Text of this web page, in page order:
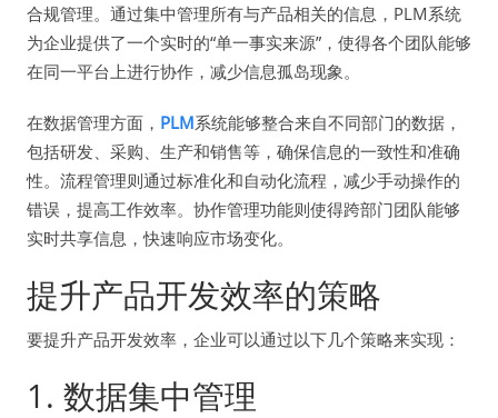
合规管理。通过集中管理所有与产品相关的信息，PLM系统
为企业提供了一个实时的“单一事实来源”，使得各个团队能够
在同一平台上进行协作，减少信息孤岛现象。
在数据管理方面， PLM系统能够整合来自不同部门的数据，
包括研发、采购、生产和销售等，确保信息的一致性和准确
性。流程管理则通过标准化和自动化流程，减少手动操作的
错误，提高工作效率。协作管理功能则使得跨部门团队能够
实时共享信息，快速响应市场变化。
提升产品开发效率的策略
要提升产品开发效率，企业可以通过以下几个策略来实现：
1. 数据集中管理